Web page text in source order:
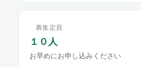
募集定員
１０人
お早めにお申し込みください